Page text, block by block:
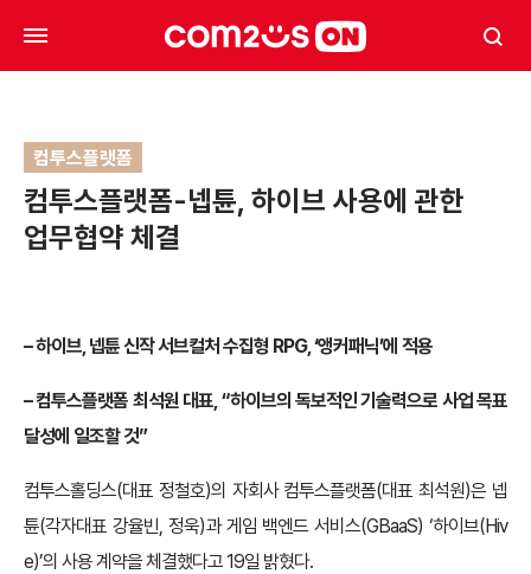
컴투스플랫폼
컴투스플랫폼-넵튠, 하이브 사용에 관한
업무협약 체결
– 하이브, 넵튠 신작 서브컬처 수집형 RPG, ‘앵커패닉’에 적용
– 컴투스플랫폼 최석원 대표, “하이브의 독보적인 기술력으로 사업 목표
달성에 일조할 것”
컴투스홀딩스(대표 정철호)의 자회사 컴투스플랫폼(대표 최석원)은 넵
튠(각자대표 강율빈, 정욱)과 게임 백엔드 서비스(GBaaS) ‘하이브(Hiv
e)’의 사용 계약을 체결했다고 19일 밝혔다.